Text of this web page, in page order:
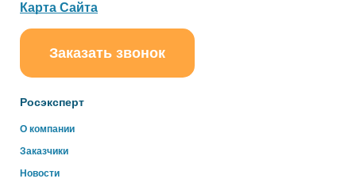
Росэксперт
О компании
Заказчики
Новости
Карта Сайта
Заказать звонок
online
Здравствуйте!
Свяжитесь с нами через WhatsApp нажав на кнопку